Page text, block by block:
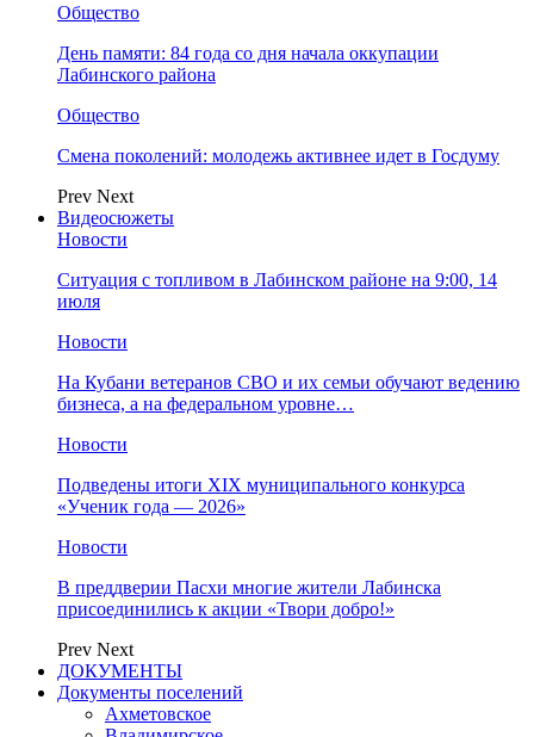
Общество
День памяти: 84 года со дня начала оккупации
Лабинского района
Общество
Смена поколений: молодежь активнее идет в Госдуму
Prev Next
Видеосюжеты
Новости
Ситуация с топливом в Лабинском районе на 9:00, 14
июля
Новости
На Кубани ветеранов СВО и их семьи обучают ведению
бизнеса, а на федеральном уровне…
Новости
Подведены итоги XIX муниципального конкурса
«Ученик года — 2026»
Новости
В преддверии Пасхи многие жители Лабинска
присоединились к акции «Твори добро!»
Prev Next
ДОКУМЕНТЫ
Документы поселений
Ахметовское